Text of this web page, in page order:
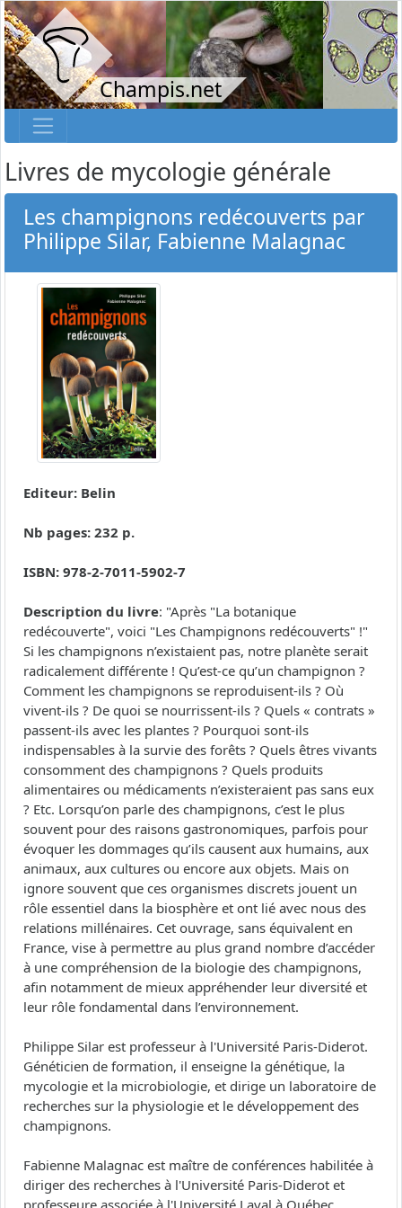
Champis.net
Livres de mycologie générale
Les champignons redécouverts par
Philippe Silar, Fabienne Malagnac
Editeur: Belin
Nb pages: 232 p.
ISBN: 978-2-7011-5902-7
Description du livre: "Après "La botanique
redécouverte", voici "Les Champignons redécouverts" !"
Si les champignons n’existaient pas, notre planète serait
radicalement différente ! Qu’est-ce qu’un champignon ?
Comment les champignons se reproduisent-ils ? Où
vivent-ils ? De quoi se nourrissent-ils ? Quels « contrats »
passent-ils avec les plantes ? Pourquoi sont-ils
indispensables à la survie des forêts ? Quels êtres vivants
consomment des champignons ? Quels produits
alimentaires ou médicaments n’existeraient pas sans eux
? Etc. Lorsqu’on parle des champignons, c’est le plus
souvent pour des raisons gastronomiques, parfois pour
évoquer les dommages qu’ils causent aux humains, aux
animaux, aux cultures ou encore aux objets. Mais on
ignore souvent que ces organismes discrets jouent un
rôle essentiel dans la biosphère et ont lié avec nous des
relations millénaires. Cet ouvrage, sans équivalent en
France, vise à permettre au plus grand nombre d’accéder
à une compréhension de la biologie des champignons,
afin notamment de mieux appréhender leur diversité et
leur rôle fondamental dans l’environnement.
Philippe Silar est professeur à l'Université Paris-Diderot.
Généticien de formation, il enseigne la génétique, la
mycologie et la microbiologie, et dirige un laboratoire de
recherches sur la physiologie et le développement des
champignons.
Fabienne Malagnac est maître de conférences habilitée à
diriger des recherches à l'Université Paris-Diderot et